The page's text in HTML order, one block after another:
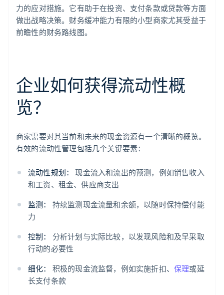
力的应对措施。它有助于在投资、支付条款或贷款等方面
做出战略决策。财务缓冲能力有限的小型商家尤其受益于
前瞻性的财务路线图。
企业如何获得流动性概
览？
商家需要对其当前和未来的现金资源有一个清晰的概览。
有效的流动性管理包括几个关键要素：
流动性规划：
现金流入和流出的预测，例如销售收入
和工资、租金、供应商支出
监测：
持续监测现金流量和余额，以随时保持偿付能
力
控制：
分析计划与实际比较，以发现风险和及早采取
行动的必要性
细化：
积极的现金流监督，例如实施折扣、保理或延
长支付条款